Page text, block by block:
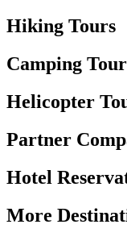
Hiking Tours
Camping
Helicopter
Partner
Hotel
More